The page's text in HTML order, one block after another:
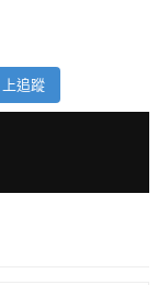
追蹤